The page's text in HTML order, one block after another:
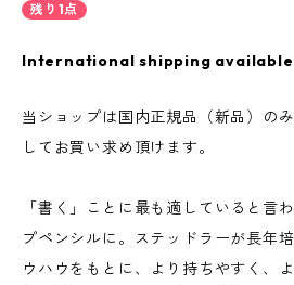
残り1点
International shipping available
当ショップは国内正規品（新品）の
してお買い求め頂けます。
「書く」ことに最も適していると言
プペンシルに。ステッドラーが長年
ウハウをもとに、より持ちやすく、